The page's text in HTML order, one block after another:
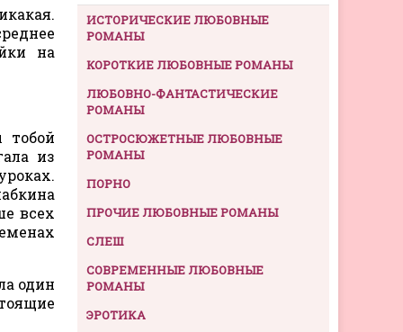
на
тобой
из
всех
один
ИСТОРИЧЕСКИЕ ЛЮБОВНЫЕ
РОМАНЫ
КОРОТКИЕ ЛЮБОВНЫЕ РОМАНЫ
ЛЮБОВНО-ФАНТАСТИЧЕСКИЕ
РОМАНЫ
ОСТРОСЮЖЕТНЫЕ ЛЮБОВНЫЕ
РОМАНЫ
ПОРНО
ПРОЧИЕ ЛЮБОВНЫЕ РОМАНЫ
СЛЕШ
СОВРЕМЕННЫЕ ЛЮБОВНЫЕ
РОМАНЫ
ЭРОТИКА